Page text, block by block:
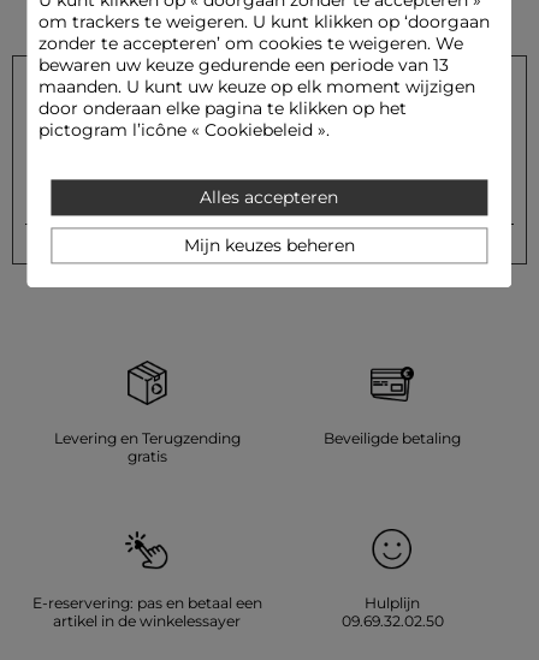
Schrijf u in op onze nieuwsbrief en ontvang onze speciale
Levering en Terugzending
gratis
Beveiligde betaling
E-reservering: pas en betaal een
artikel in de winkelessayer
Hulplijn
09.69.32.02.50
om trackers te weigeren. U kunt klikken op ‘doorgaan
zonder te accepteren’ om cookies te weigeren. We
bewaren uw keuze gedurende een periode van 13
maanden. U kunt uw keuze op elk moment wijzigen
door onderaan elke pagina te klikken op het
pictogram l’icône « Cookiebeleid ».
Alles accepteren
Mijn keuzes beheren